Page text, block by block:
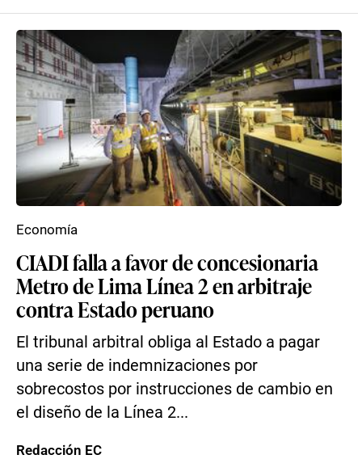
CIADI falla a favor de concesionaria
Metro de Lima Línea 2 en arbitraje
contra Estado peruano
El tribunal arbitral obliga al Estado a pagar
una serie de indemnizaciones por
sobrecostos por instrucciones de cambio en
el diseño de la Línea 2...
Economía
Redacción EC